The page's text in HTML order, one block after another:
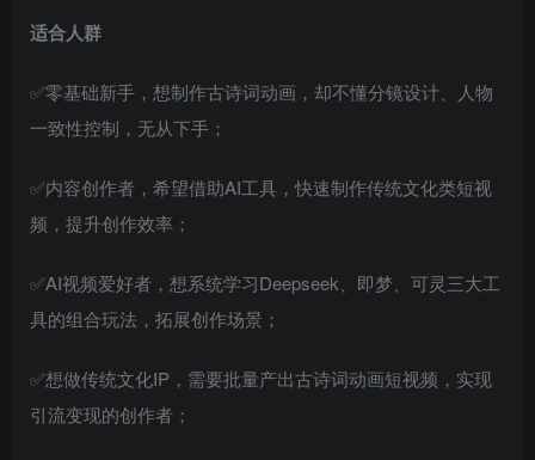
适合人群
✅零基础新手，想制作古诗词动画，却不懂分镜设计、人物
一致性控制，无从下手；
✅内容创作者，希望借助AI工具，快速制作传统文化类短视
频，提升创作效率；
✅AI视频爱好者，想系统学习Deepseek、即梦、可灵三大工
具的组合玩法，拓展创作场景；
✅想做传统文化IP，需要批量产出古诗词动画短视频，实现
引流变现的创作者；